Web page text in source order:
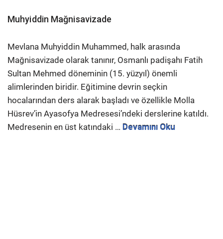
Muhyiddin Mağnisavizade
Mevlana Muhyiddin Muhammed, halk arasında
Mağnisavizade olarak tanınır, Osmanlı padişahı Fatih
Sultan Mehmed döneminin (15. yüzyıl) önemli
alimlerinden biridir. Eğitimine devrin seçkin
hocalarından ders alarak başladı ve özellikle Molla
Hüsrev’in Ayasofya Medresesi’ndeki derslerine katıldı.
Medresenin en üst katındaki … Devamını Oku